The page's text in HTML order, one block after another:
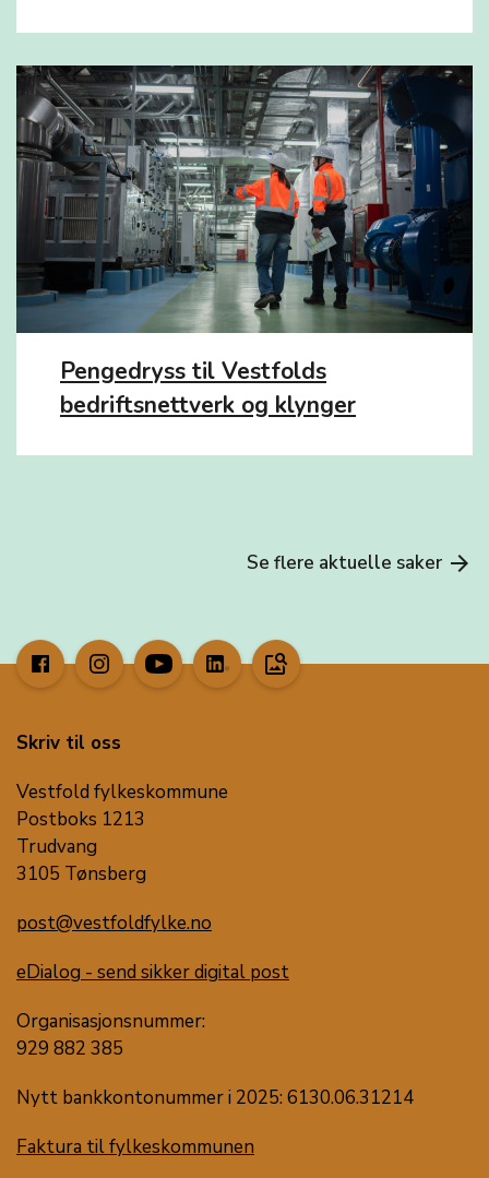
Pengedryss til Vestfolds
bedriftsnettverk og klynger
Se flere aktuelle saker arrow_forward
image_search
Skriv til oss
Vestfold fylkeskommune
Postboks 1213
Trudvang
3105 Tønsberg
post@vestfoldfylke.no
eDialog - send sikker digital post
Organisasjonsnummer:
929 882 385
Nytt bankkontonummer i 2025: 6130.06.31214
Faktura til fylkeskommunen